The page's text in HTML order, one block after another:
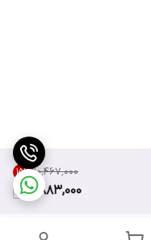
۱۰٬۴۶۷٬۰۰۰ 15%
8,883,000